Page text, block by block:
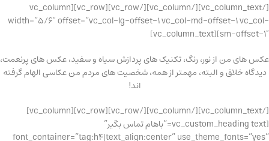
[/vc_column_text][/vc_column][/vc_row][vc_row][vc_column
width=”5/6″ offset=”vc_col-lg-offset-1 vc_col-md-offset-1 vc_col-
sm-offset-1″][vc_column_text]
عکس های من از نور، رنگ، تکنیک های پردازش سیاه و سفید، عکس های پرنعمت،
دیدگاه خلاق و البته، مهمتر از همه، شخصیت های مردم من عکاسی الهام گرفته
اند!
[/vc_column_text][/vc_column][/vc_row][vc_row][vc_column]
[vc_custom_heading text=”باهام تماس بگیر”
font_container=”tag:h4|text_align:center” use_theme_fonts=”yes”